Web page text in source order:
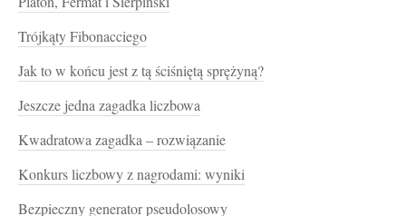
Trójkąty Fibonacciego
Jak to w końcu jest z tą ściśniętą sprężyną?
Jeszcze jedna zagadka liczbowa
Kwadratowa zagadka – rozwiązanie
Konkurs liczbowy z nagrodami: wyniki
Bezpieczny generator pseudolosowy